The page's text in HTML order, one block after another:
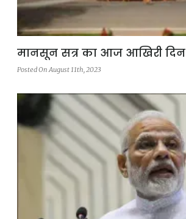
मानसून सत्र का आज आखिरी दिन
Posted On August 11th, 2023